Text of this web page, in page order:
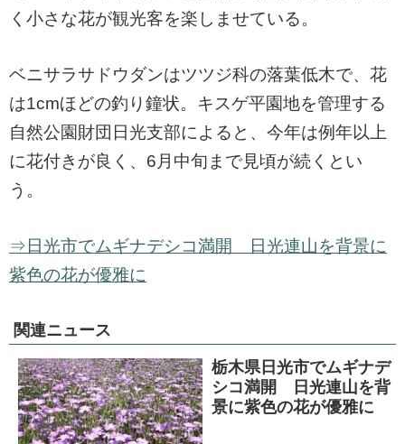
く小さな花が観光客を楽しませている。
ベニサラサドウダンはツツジ科の落葉低木で、花
は1cmほどの釣り鐘状。キスゲ平園地を管理する
自然公園財団日光支部によると、今年は例年以上
に花付きが良く、6月中旬まで見頃が続くとい
う。
⇒日光市でムギナデシコ満開 日光連山を背景に
紫色の花が優雅に
関連ニュース
栃木県日光市でムギナデ
シコ満開 日光連山を背
景に紫色の花が優雅に